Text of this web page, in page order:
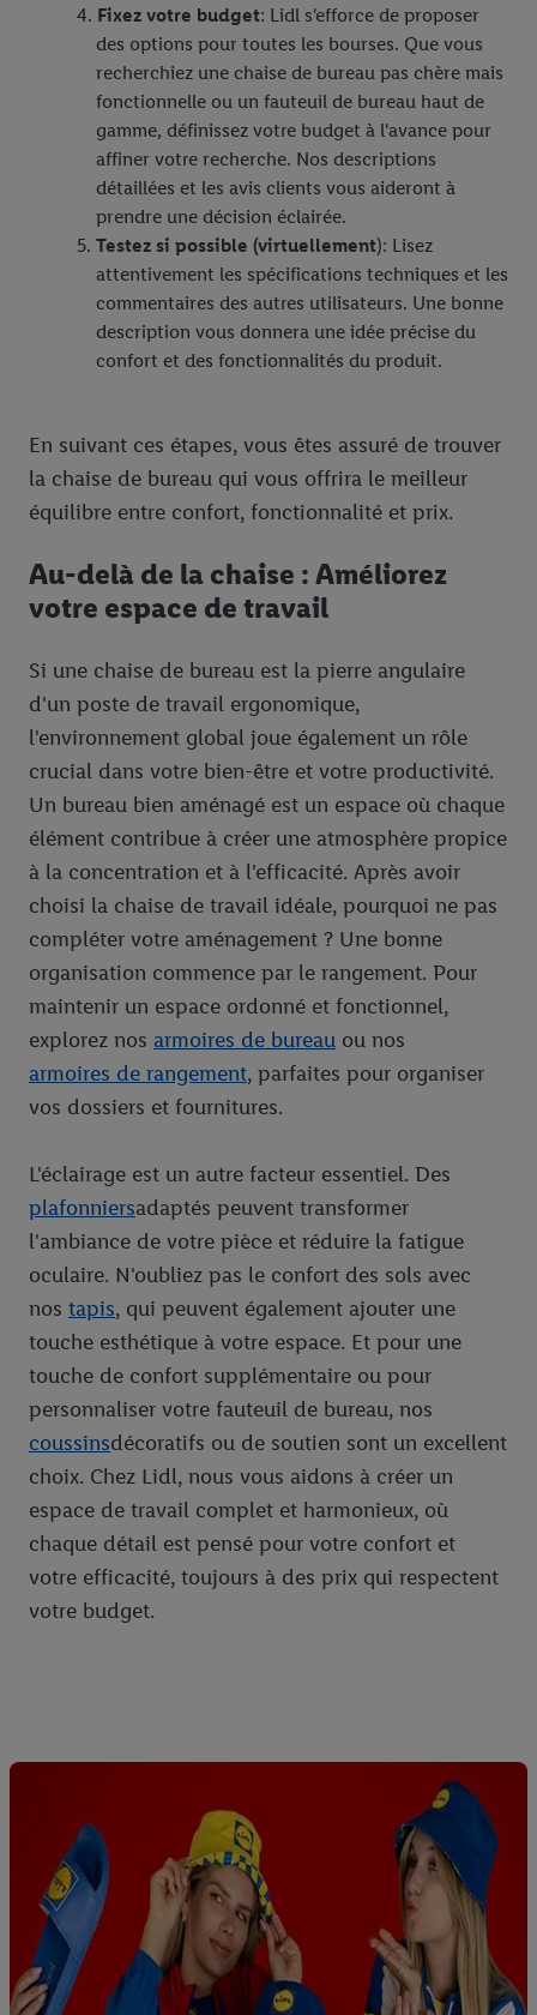
Fixez votre budget: Lidl s'efforce de proposer
des options pour toutes les bourses. Que vous
recherchiez une chaise de bureau pas chère mais
fonctionnelle ou un fauteuil de bureau haut de
gamme, définissez votre budget à l'avance pour
affiner votre recherche. Nos descriptions
détaillées et les avis clients vous aideront à
prendre une décision éclairée.
Testez si possible (virtuellement): Lisez
attentivement les spécifications techniques et les
commentaires des autres utilisateurs. Une bonne
description vous donnera une idée précise du
confort et des fonctionnalités du produit.
En suivant ces étapes, vous êtes assuré de trouver
la chaise de bureau qui vous offrira le meilleur
équilibre entre confort, fonctionnalité et prix.
Au-delà de la chaise : Améliorez
votre espace de travail
Si une chaise de bureau est la pierre angulaire
d'un poste de travail ergonomique,
l'environnement global joue également un rôle
crucial dans votre bien-être et votre productivité.
Un bureau bien aménagé est un espace où chaque
élément contribue à créer une atmosphère propice
à la concentration et à l'efficacité. Après avoir
choisi la chaise de travail idéale, pourquoi ne pas
compléter votre aménagement ? Une bonne
organisation commence par le rangement. Pour
maintenir un espace ordonné et fonctionnel,
explorez nos armoires de bureau ou nos
armoires de rangement, parfaites pour organiser
vos dossiers et fournitures.
L'éclairage est un autre facteur essentiel. Des
plafonniersadaptés peuvent transformer
l'ambiance de votre pièce et réduire la fatigue
oculaire. N'oubliez pas le confort des sols avec
nos tapis, qui peuvent également ajouter une
touche esthétique à votre espace. Et pour une
touche de confort supplémentaire ou pour
personnaliser votre fauteuil de bureau, nos
coussinsdécoratifs ou de soutien sont un excellent
choix. Chez Lidl, nous vous aidons à créer un
espace de travail complet et harmonieux, où
chaque détail est pensé pour votre confort et
votre efficacité, toujours à des prix qui respectent
votre budget.